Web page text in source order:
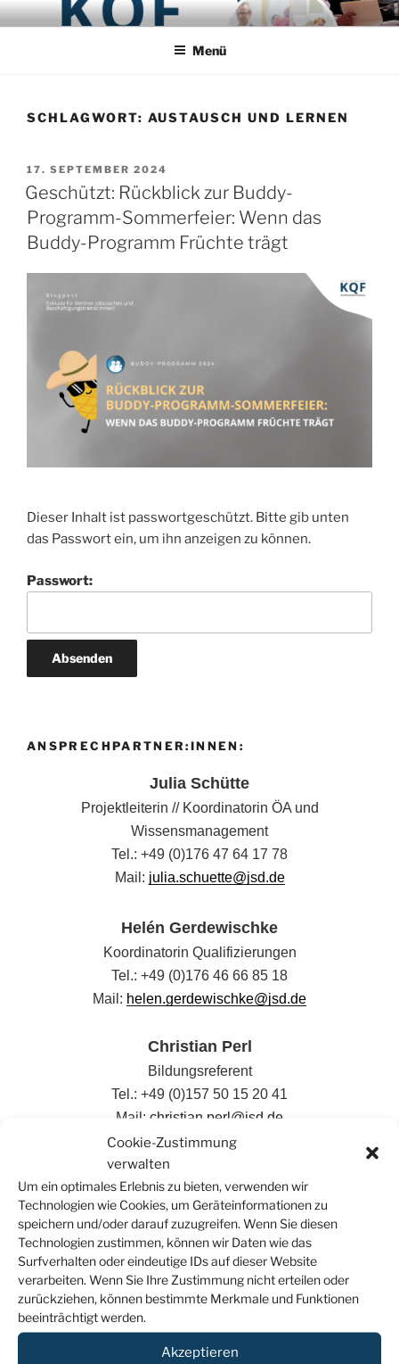
Cookie-Zustimmung
verwalten
Um ein optimales Erlebnis zu bieten, verwenden wir
Technologien wie Cookies, um Geräteinformationen zu
speichern und/oder darauf zuzugreifen. Wenn Sie diesen
Technologien zustimmen, können wir Daten wie das
Surfverhalten oder eindeutige IDs auf dieser Website
verarbeiten. Wenn Sie Ihre Zustimmung nicht erteilen oder
zurückziehen, können bestimmte Merkmale und Funktionen
beeinträchtigt werden.
Akzeptieren
Zum
InhaltPROJEKT KQF
Koordinierungsstelle Qualifizierung und Fachaustausch
Menü
SCHLAGWORT: AUSTAUSCH UND LERNEN
VERÖFFENTLICHT
AM
17. SEPTEMBER 2024
Geschützt: Rückblick zur Buddy-
Programm-Sommerfeier: Wenn das
Buddy-Programm Früchte trägt
Dieser Inhalt ist passwortgeschützt. Bitte gib unten
das Passwort ein, um ihn anzeigen zu können.
Passwort:
ANSPRECHPARTNER:INNEN:
Julia Schütte
Projektleiterin // Koordinatorin ÖA und
Wissensmanagement
Tel.: +49 (0)176 47 64 17 78
Mail: julia.schuette@jsd.de
Helén Gerdewischke
Koordinatorin Qualifizierungen
Tel.: +49 (0)176 46 66 85 18
Mail: helen.gerdewischke@jsd.de
Christian Perl
Bildungsreferent
Tel.: +49 (0)157 50 15 20 41
Mail: christian.perl@jsd.de
Liza Grundig
Koordinationsassistentin Teilnehmenden- und
Veranstaltungsmanagement
Tel.: +49 (0)176 46 66 85 19
Mail:liza.grundig@jsd.de
Samia Abdul al
Projektassistentin Finanzen
Tel.: +49 (0)30 2038994 – 44